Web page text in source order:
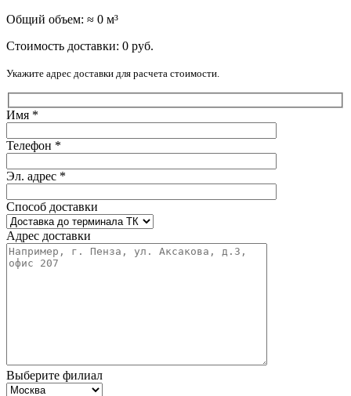
Общий объем: ≈ 0 м³
Стоимость доставки: 0 руб.
Укажите адрес доставки для расчета стоимости.
Имя *
Телефон *
Эл. адрес *
Способ доставки
Адрес доставки
Выберите филиал